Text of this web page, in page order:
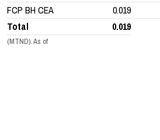
(MTND). As of
FCP BH CEA 0.019
Total
0.019